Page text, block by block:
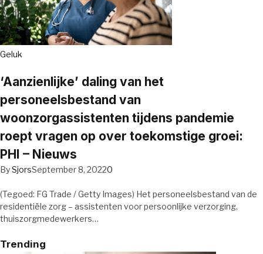
Geluk
‘Aanzienlijke’ daling van het
personeelsbestand van
woonzorgassistenten tijdens pandemie
roept vragen op over toekomstige groei:
PHI – Nieuws
BySjorsSeptember 8, 20220
(Tegoed: FG Trade / Getty Images) Het personeelsbestand van de
residentiële zorg – assistenten voor persoonlijke verzorging,
thuiszorgmedewerkers…
Trending